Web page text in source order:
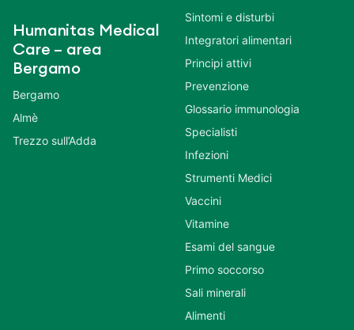
Humanitas Medical
Care – area
Bergamo
Bergamo
Almè
Trezzo sull’Adda
Sintomi e disturbi
Integratori alimentari
Principi attivi
Prevenzione
Glossario immunologia
Specialisti
Infezioni
Strumenti Medici
Vaccini
Vitamine
Esami del sangue
Primo soccorso
Sali minerali
Alimenti